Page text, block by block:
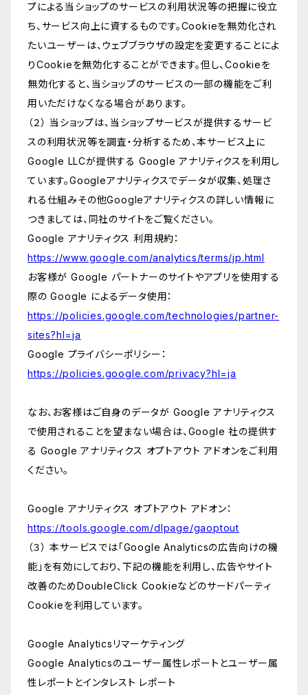
プによる当ショップのサービスの利用状況等の把握に役立
ち、サービス向上に資するものです。Cookieを無効化され
たいユーザーは、ウェブブラウザの設定を変更することによ
りCookieを無効化することができます。但し、Cookieを
無効化すると、当ショップのサービスの一部の機能をご利
用いただけなくなる場合があります。
（２） 当ショップは、当ショップサービスが提供するサービ
スの利用状況等を調査・分析するため、本サービス上に
Google LLCが提供する Google アナリティクスを利用し
ています。Googleアナリティクスでデータが収集、処理さ
れる仕組みその他Googleアナリティクスの詳しい情報に
つきましては、同社のサイトをご覧ください。
Google アナリティクス 利用規約：
https://www.google.com/analytics/terms/jp.html
お客様が Google パートナーのサイトやアプリを使用する
際の Google によるデータ使用：
https://policies.google.com/technologies/partner-
sites?hl=ja
Google プライバシーポリシー：
https://policies.google.com/privacy?hl=ja
なお、お客様はご自身のデータが Google アナリティクス
で使用されることを望まない場合は、Google 社の提供す
る Google アナリティクス オプトアウト アドオンをご利用
ください。
Google アナリティクス オプトアウト アドオン：
https://tools.google.com/dlpage/gaoptout
（３） 本サービスでは「Google Analyticsの広告向けの機
能」を有効にしており、下記の機能を利用し、広告やサイト
改善のためDoubleClick Cookieなどのサードパーティ
Cookieを利用しています。
Google Analyticsリマーケティング
Google Analyticsのユーザー属性レポートとユーザー属
性レポートとインタレスト レポート